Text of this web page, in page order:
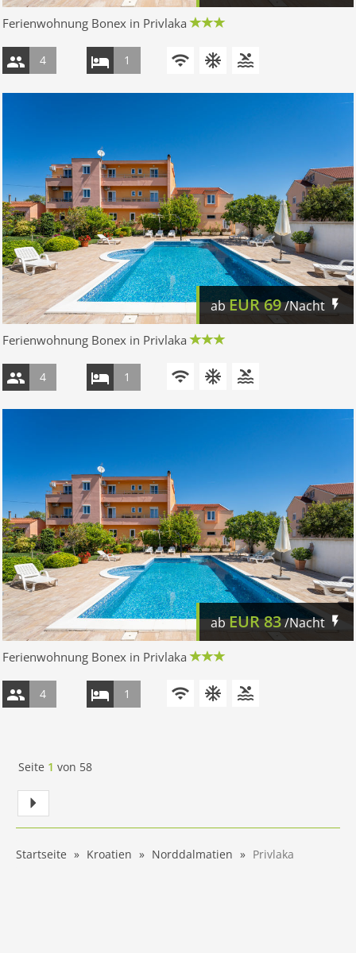
Ferienwohnung Bonex in Privlaka
4 1
abEUR69/Nacht
Ferienwohnung Bonex in Privlaka
4 1
abEUR83/Nacht
Ferienwohnung Bonex in Privlaka
4 1
Seite 1 von 58
Startseite Kroatien Norddalmatien Privlaka